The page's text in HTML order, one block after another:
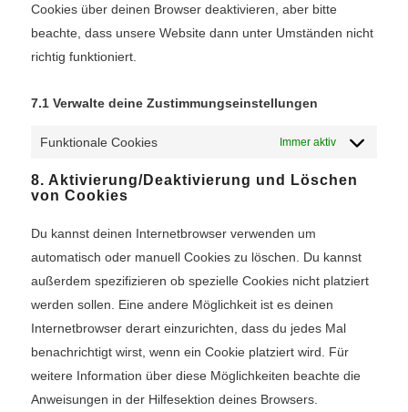
Cookies über deinen Browser deaktivieren, aber bitte
beachte, dass unsere Website dann unter Umständen nicht
richtig funktioniert.
7.1 Verwalte deine Zustimmungseinstellungen
Funktionale Cookies Immer aktiv
8. Aktivierung/Deaktivierung und Löschen
von Cookies
Du kannst deinen Internetbrowser verwenden um
automatisch oder manuell Cookies zu löschen. Du kannst
außerdem spezifizieren ob spezielle Cookies nicht platziert
werden sollen. Eine andere Möglichkeit ist es deinen
Internetbrowser derart einzurichten, dass du jedes Mal
benachrichtigt wirst, wenn ein Cookie platziert wird. Für
weitere Information über diese Möglichkeiten beachte die
Anweisungen in der Hilfesektion deines Browsers.